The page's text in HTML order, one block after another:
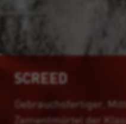
SCREED
Gebrauchsfertiger,
Zementmörtel der